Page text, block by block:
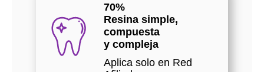
70%
Resina simple,
compuesta
y compleja
Aplica solo en Red